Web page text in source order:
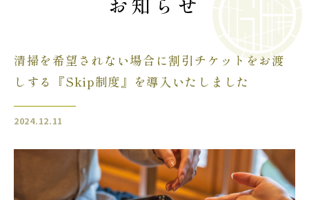
清掃を希望されない場合に割引チケットをお渡
しする『Skip制度』を導入いたしました
2024.12.11